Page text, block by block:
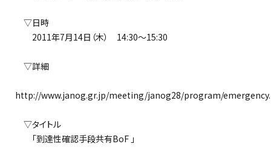
▽日時
2011年7月14日（木） 14:30～15:30
▽詳細
http://www.janog.gr.jp/meeting/janog28/program/
▽タイトル
「到達性確認手段共有BoF 」